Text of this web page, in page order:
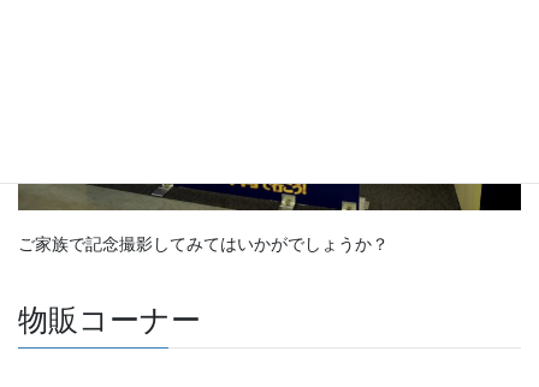
ご家族で記念撮影してみてはいかがでしょうか？
物販コーナー